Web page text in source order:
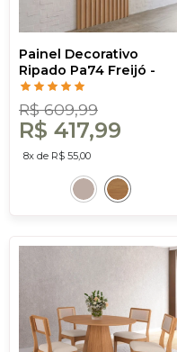
Painel Decorativo
Ripado Pa74 Freijó -
Dalla Costa
R$ 609,99
R$ 417,99
8x de R$ 55,00